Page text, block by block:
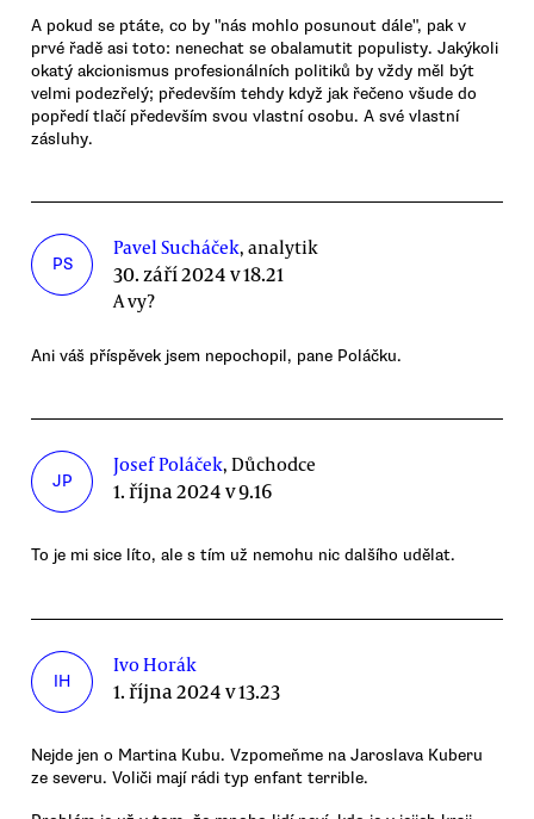
A pokud se ptáte, co by "nás mohlo posunout dále", pak v
prvé řadě asi toto: nenechat se obalamutit populisty. Jakýkoli
okatý akcionismus profesionálních politiků by vždy měl být
velmi podezřelý; především tehdy když jak řečeno všude do
popředí tlačí především svou vlastní osobu. A své vlastní
zásluhy.
PS
Pavel Sucháček, analytik
30. září 2024 v 18.21
A vy?
Ani váš příspěvek jsem nepochopil, pane Poláčku.
JP
Josef Poláček, Důchodce
1. října 2024 v 9.16
To je mi sice líto, ale s tím už nemohu nic dalšího udělat.
IH
Ivo Horák
1. října 2024 v 13.23
Nejde jen o Martina Kubu. Vzpomeňme na Jaroslava Kuberu
ze severu. Voliči mají rádi typ enfant terrible.